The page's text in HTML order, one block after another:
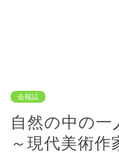
会報誌
自然の中の一
～現代美術